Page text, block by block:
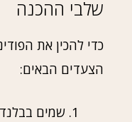
שלבי ההכנה
כדי להכין את
הצעדים הבאים:
שמים